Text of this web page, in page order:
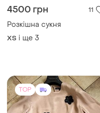
4500 грн
Розкішна сукня
TOP